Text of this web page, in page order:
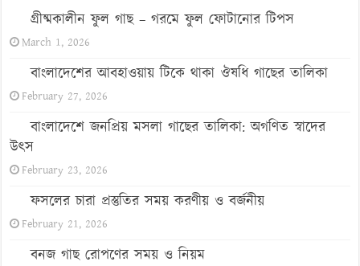
গ্রীষ্মকালীন ফুল গাছ – গরমে ফুল ফোটানোর টিপস
March 1, 2026
বাংলাদেশের আবহাওয়ায় টিকে থাকা ঔষধি গাছের তালিকা
February 27, 2026
বাংলাদেশে জনপ্রিয় মসলা গাছের তালিকা: অগণিত স্বাদের
উৎস
February 23, 2026
ফসলের চারা প্রস্তুতির সময় করণীয় ও বর্জনীয়
February 21, 2026
বনজ গাছ রোপণের সময় ও নিয়ম